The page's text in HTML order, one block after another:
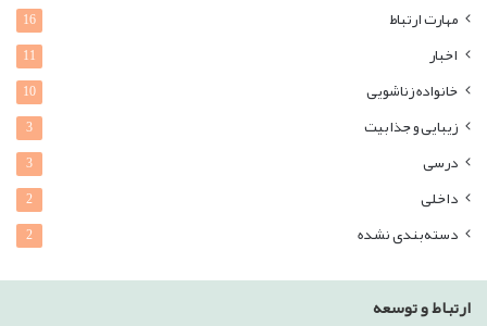
مهارت ارتباط 16
اخبار 11
خانواده زناشویی 10
زیبایی و جذابیت 3
درسی 3
داخلی 2
دسته‌بندی نشده 2
ارتباط و توسعه